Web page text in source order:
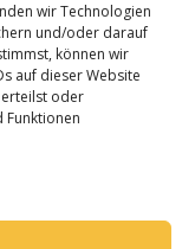
wir Technologien
und/oder darauf
können wir
auf dieser Website
oder
Funktionen